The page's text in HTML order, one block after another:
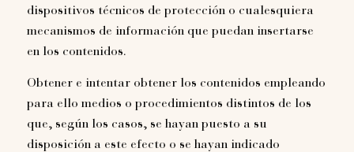
dispositivos técnicos de protección o cualesquiera
mecanismos de información que puedan insertarse
en los contenidos.
Obtener e intentar obtener los contenidos empleando
para ello medios o procedimientos distintos de los
que, según los casos, se hayan puesto a su
disposición a este efecto o se hayan indicado